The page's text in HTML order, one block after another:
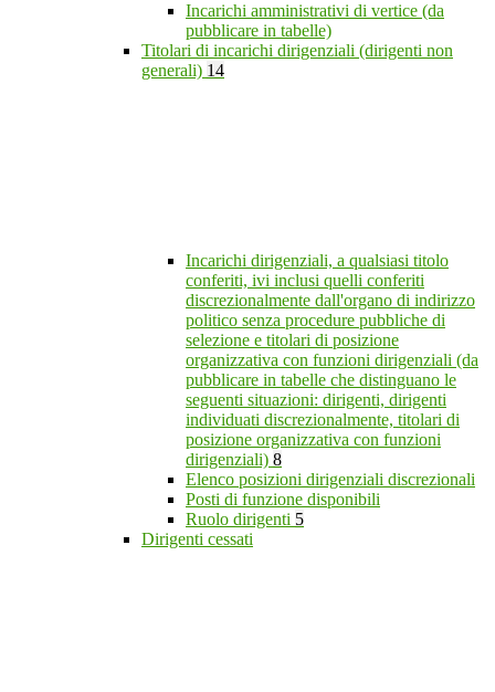
Incarichi amministrativi di vertice (da
pubblicare in tabelle)
Titolari di incarichi dirigenziali (dirigenti non
generali) 14
Incarichi dirigenziali, a qualsiasi titolo
conferiti, ivi inclusi quelli conferiti
discrezionalmente dall'organo di indirizzo
politico senza procedure pubbliche di
selezione e titolari di posizione
organizzativa con funzioni dirigenziali (da
pubblicare in tabelle che distinguano le
seguenti situazioni: dirigenti, dirigenti
individuati discrezionalmente, titolari di
posizione organizzativa con funzioni
dirigenziali) 8
Elenco posizioni dirigenziali discrezionali
Posti di funzione disponibili
Ruolo dirigenti 5
Dirigenti cessati